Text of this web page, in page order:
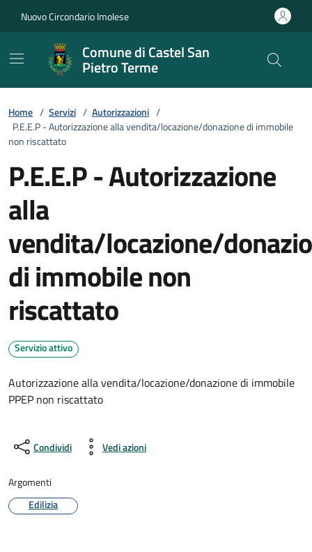
Nuovo Circondario Imolese
Comune di Castel San
Pietro Terme
Home / Servizi / Autorizzazioni /
P.E.E.P - Autorizzazione alla vendita/locazione/donazione di immobile
non riscattato
P.E.E.P - Autorizzazione
alla
vendita/locazione/
di immobile non
riscattato
Servizio attivo
Autorizzazione alla vendita/locazione/donazione di immobile
PPEP non riscattato
Condividi Vedi azioni
Argomenti
Edilizia